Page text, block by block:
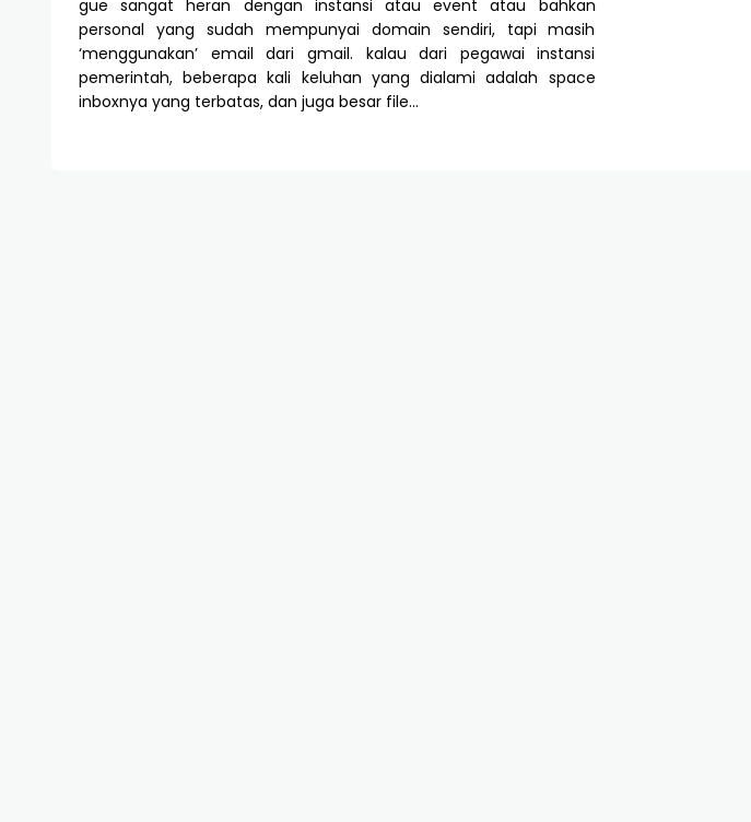
gue sangat heran dengan instansi atau event atau bahkan
personal yang sudah mempunyai domain sendiri, tapi masih
‘menggunakan’ email dari gmail. kalau dari pegawai instansi
pemerintah, beberapa kali keluhan yang dialami adalah space
inboxnya yang terbatas, dan juga besar file…